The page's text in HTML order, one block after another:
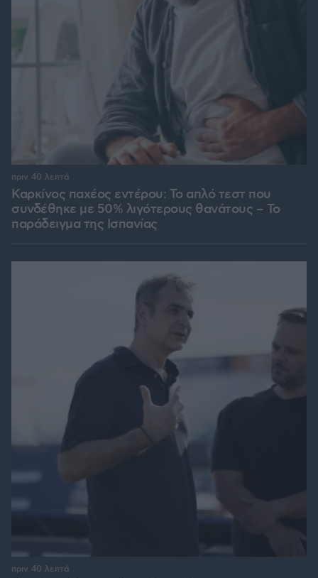
Καρκίνος παχέος εντέρου: Το απλό τεστ που
συνδέθηκε με 50% λιγότερους θανάτους – Το
παράδειγμα της Ισπανίας
πριν 40 λεπτά
πριν 40 λεπτά